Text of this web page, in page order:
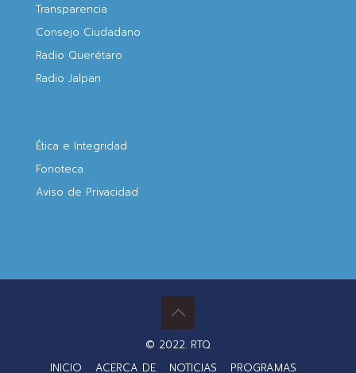
Transparencia
Consejo Ciudadano
Radio Querétaro
Radio Jalpan
Ética e Integridad
Fonoteca
Aviso de Privacidad
© 2022. RTQ
INICIO
ACERCA DE NOTICIAS PROGRAMAS